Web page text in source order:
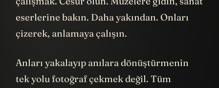
eserlerine bakın. Daha yakından. Onları
çizerek, anlamaya çalışın.
Anları yakalayıp anılara dönüştürmenin
tek yolu fotoğraf çekmek değil. Tüm